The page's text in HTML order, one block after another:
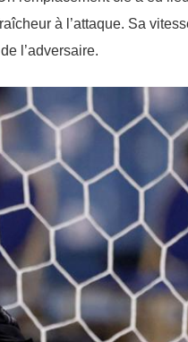
à l’attaque. Sa
l’adversaire.